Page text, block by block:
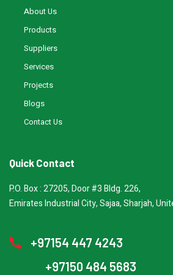
About Us
Products
Suppliers
Services
Projects
Blogs
Contact Us
Quick Contact
P.O. Box : 27205, Door #3 Bldg. 226,
Emirates Industrial City, Sajaa, Sharjah,
+97154 447 4243
+97150 484 5683